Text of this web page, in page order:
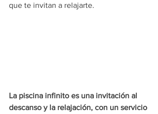
que te invitan a relajarte.
La piscina infinito es una invitación al
descanso y la relajación, con un servicio